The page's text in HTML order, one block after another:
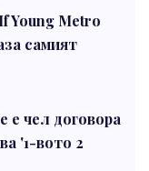
Young Metro
самият
е чел договора
'1-вото 2